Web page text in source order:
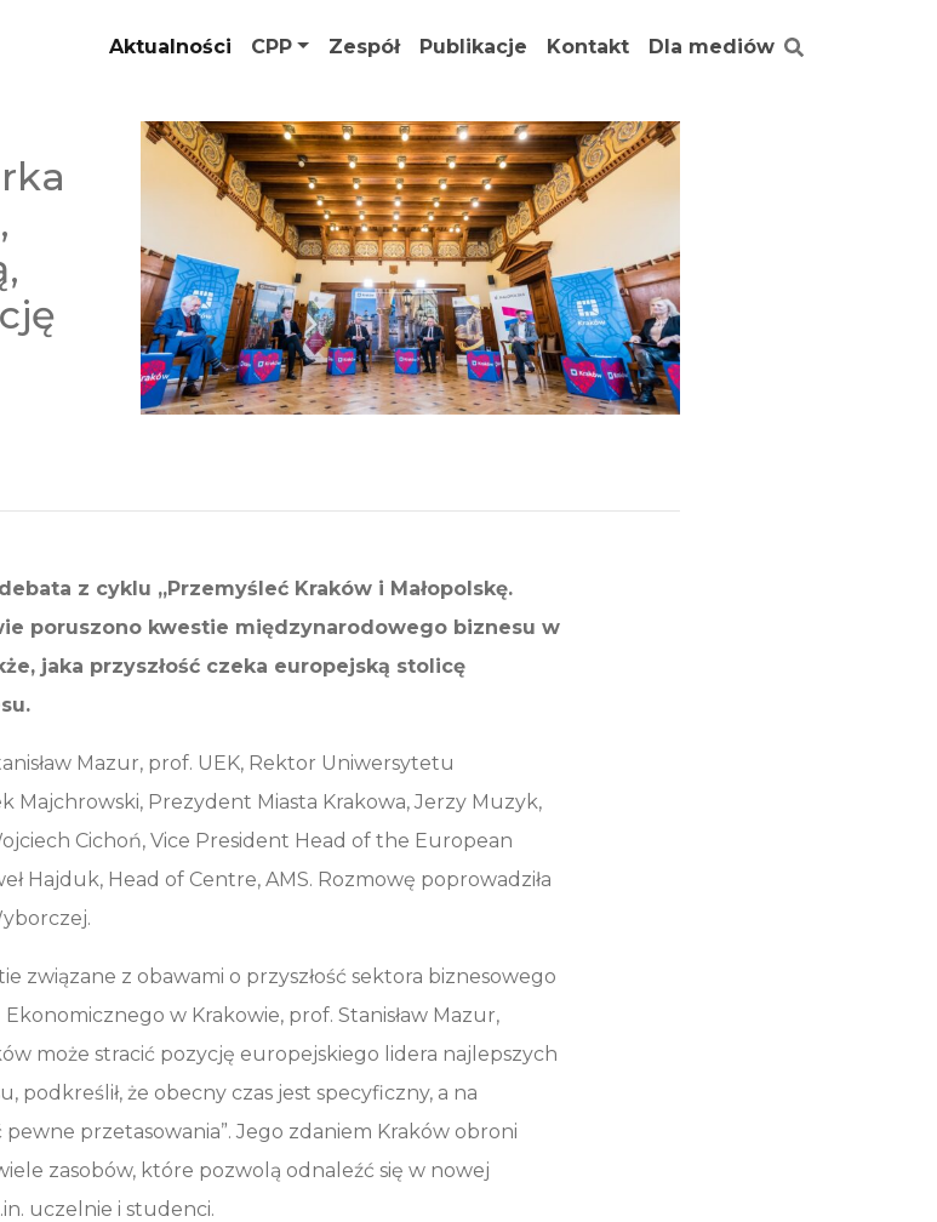
Aktualności CPP Zespół Publikacje Kontakt Dla mediów
z cyklu „Przemyśleć Kraków i Małopolskę.
poruszono kwestie międzynarodowego biznesu w
jaka przyszłość czeka europejską stolicę
Mazur, prof. UEK, Rektor Uniwersytetu
Majchrowski, Prezydent Miasta Krakowa, Jerzy Muzyk,
Cichoń, Vice President Head of the European
Hajduk, Head of Centre, AMS. Rozmowę poprowadziła
związane z obawami o przyszłość sektora biznesowego
w Krakowie, prof. Stanisław Mazur,
może stracić pozycję europejskiego lidera najlepszych
podkreślił, że obecny czas jest specyficzny, a na
przetasowania”. Jego zdaniem Kraków obroni
zasobów, które pozwolą odnaleźć się w nowej
uczelnie i studenci.